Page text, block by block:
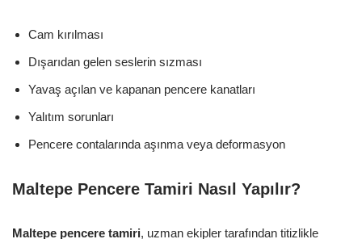
Cam kırılması
Dışarıdan gelen seslerin sızması
Yavaş açılan ve kapanan pencere kanatları
Yalıtım sorunları
Pencere contalarında aşınma veya deformasyon
Maltepe Pencere Tamiri Nasıl Yapılır?
Maltepe pencere tamiri, uzman ekipler tarafından titizlikle